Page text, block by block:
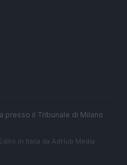
presso il Tribunale di Milano
in Italia da AdHub Media